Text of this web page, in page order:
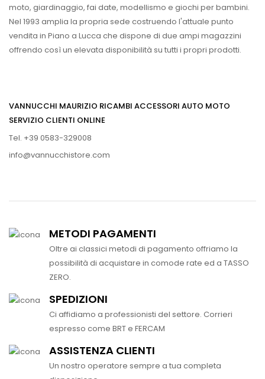
moto, giardinaggio, fai date, modellismo e giochi per bambini.
Nel 1993 amplia la propria sede costruendo l'attuale punto
vendita in Piano a Lucca che dispone di due ampi magazzini
offrendo così un elevata disponibilità su tutti i propri prodotti.
VANNUCCHI MAURIZIO RICAMBI ACCESSORI AUTO MOTO
SERVIZIO CLIENTI ONLINE
Tel. +39 0583-329008
info@vannucchistore.com
METODI PAGAMENTI
Oltre ai classici metodi di pagamento offriamo la
possibilità di acquistare in comode rate ed a TASSO
ZERO.
SPEDIZIONI
Ci affidiamo a professionisti del settore. Corrieri
espresso come BRT e FERCAM
ASSISTENZA CLIENTI
Un nostro operatore sempre a tua completa